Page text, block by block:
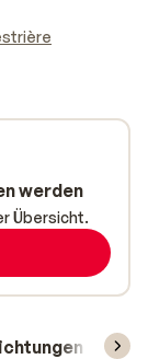
werden
Übersicht.